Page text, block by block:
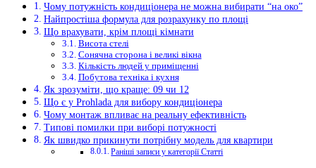
Чому потужність кондиціонера не можна вибирати “на око”
Найпростіша формула для розрахунку по площі
Що врахувати, крім площі кімнати
Висота стелі
Сонячна сторона і великі вікна
Кількість людей у приміщенні
Побутова техніка і кухня
Як зрозуміти, що краще: 09 чи 12
Що є у Prohlada для вибору кондиціонера
Чому монтаж впливає на реальну ефективність
Типові помилки при виборі потужності
Як швидко прикинути потрібну модель для квартири
Раніші записи у категорії Статті